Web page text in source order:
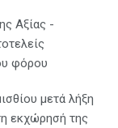
Αξίας -
φόρου
μετά λήξη
εκχώρησή της